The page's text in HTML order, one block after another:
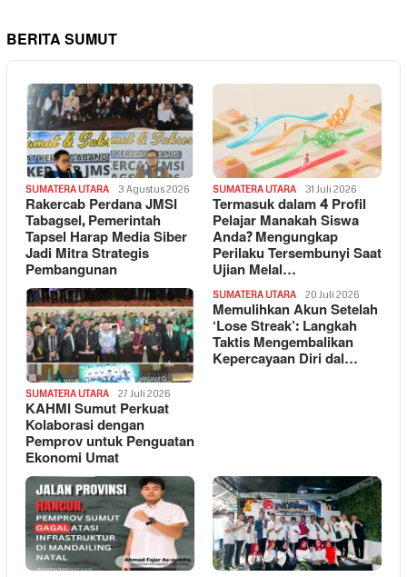
BERITA SUMUT
SUMATERA UTARA 3 Agustus 2026
Rakercab Perdana JMSI
Tabagsel, Pemerintah
Tapsel Harap Media Siber
Jadi Mitra Strategis
Pembangunan
SUMATERA UTARA 31 Juli 2026
Termasuk dalam 4 Profil
Pelajar Manakah Siswa
Anda? Mengungkap
Perilaku Tersembunyi Saat
Ujian Melal…
SUMATERA UTARA 27 Juli 2026
KAHMI Sumut Perkuat
Kolaborasi dengan
Pemprov untuk Penguatan
Ekonomi Umat
SUMATERA UTARA 20 Juli 2026
Memulihkan Akun Setelah
‘Lose Streak’: Langkah
Taktis Mengembalikan
Kepercayaan Diri dal…